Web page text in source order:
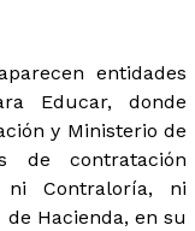
entidades
Educar, donde
y Ministerio de
de contratación
Contraloría, ni
Hacienda, en su